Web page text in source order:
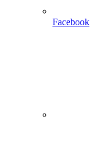
Facebook